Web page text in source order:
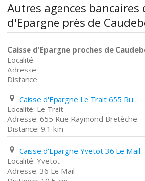
Autres agences bancaires
d'Epargne près de
Caisse d'Epargne proches de
Localité
Adresse
Distance
Caisse d'Epargne Le Trait 655 Rue Raymond Bretèche
Le Trait
655 Rue Raymond Bretèche
9.1 km
Caisse d'Epargne Yvetot 36 Le Mail
Yvetot
36 Le Mail